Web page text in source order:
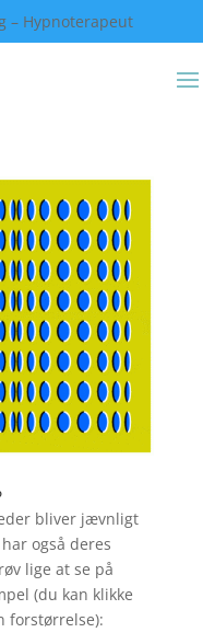
– Hypnoterapeut
bliver jævnligt
også deres
lige at se på
(du kan klikke
forstørrelse):